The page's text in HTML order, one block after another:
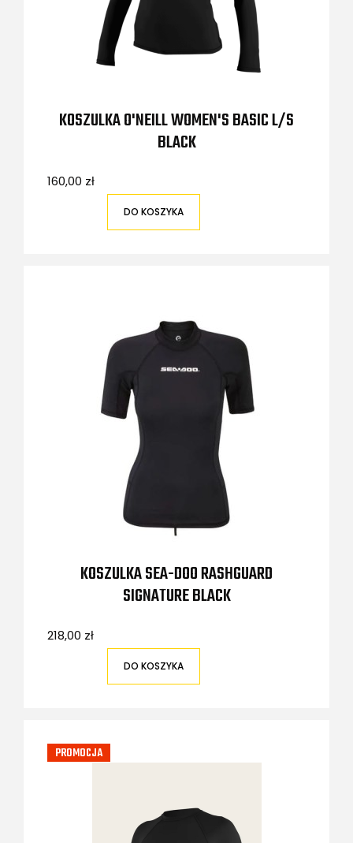
KOSZULKA O'NEILL WOMEN'S BASIC L/S
BLACK
160,00 zł
DO KOSZYKA
KOSZULKA SEA-DOO RASHGUARD
SIGNATURE BLACK
218,00 zł
DO KOSZYKA
PROMOCJA